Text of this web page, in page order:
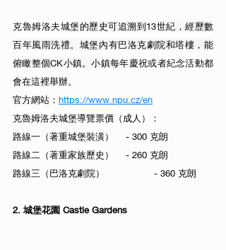
克魯姆洛夫城堡的歷史可追溯到13世紀，經歷數
百年風雨洗禮。城堡內有巴洛克劇院和塔樓，能
俯瞰整個CK小鎮。小鎮每年慶祝或者紀念活動都
會在這裡舉辦。
官方網站： https://www.npu.cz/en
克魯姆洛夫城堡導覽票價（成人）：
路線一（著重城堡裝潢）	- 300 克朗
路線二（著重家族歷史）	- 260 克朗
路線三（巴洛克劇院）		- 360 克朗
2. 城堡花園 Castle Gardens